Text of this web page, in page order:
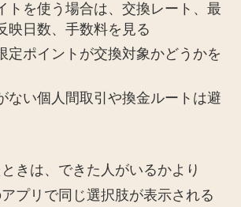
トを使う場合は、交換レート、最
映日数、手数料を見る
定ポイントが交換対象かどうかを
ない個人間取引や換金ルートは避
きは、できた人がいるかより
プリで同じ選択肢が表示される